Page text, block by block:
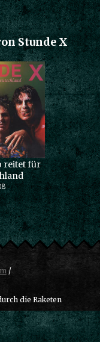
Stunde X
reitet für
/
die Raketen